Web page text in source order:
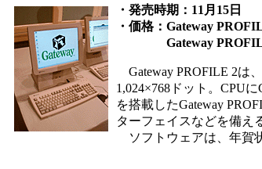
・発売時期：11月15日
・価格：Gateway
Gateway PROFILE
Gateway PROFILE 2は
1,024×768ドット。CPU
を搭載したGateway
ターフェイスなどを備え
ソフトウェアは、年賀状